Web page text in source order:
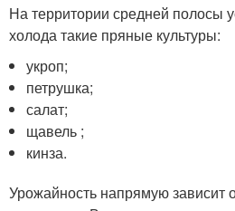
На территории средней полосы
холода такие пряные культуры:
укроп;
петрушка;
салат;
щавель ;
кинза.
Урожайность напрямую зависит